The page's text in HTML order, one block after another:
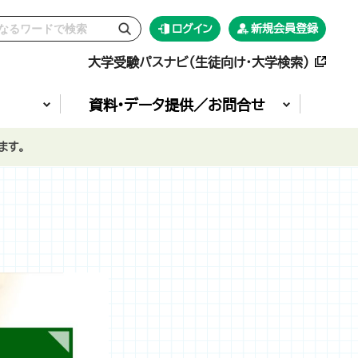
ログイン 新規会員登録
大学受験パスナビ（生徒向け・大学検索）
資料•データ提供／お問合せ
す。